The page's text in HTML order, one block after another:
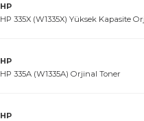
HP
HP 335X (W1335X) Yüksek Kapasite
HP
HP 335A (W1335A) Orjinal Toner
HP